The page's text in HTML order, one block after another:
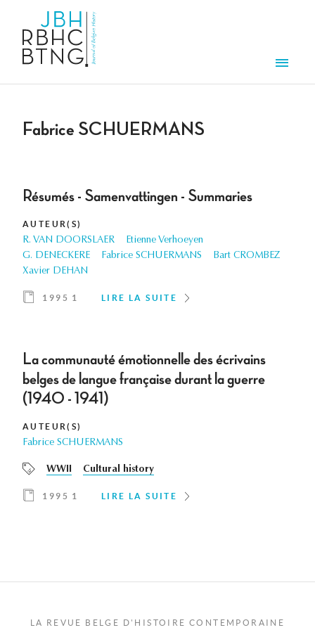
Fabrice SCHUERMANS
Résumés - Samenvattingen - Summaries
AUTEUR(S)
R. VAN DOORSLAER
Etienne Verhoeyen
G. DENECKERE
Fabrice SCHUERMANS
Bart CROMBEZ
Xavier DEHAN
1995 1 LIRE LA SUITE
La communauté émotionnelle des écrivains
belges de langue française durant la guerre
(1940 - 1941)
AUTEUR(S)
Fabrice SCHUERMANS
WWII Cultural history
1995 1 LIRE LA SUITE
LA REVUE BELGE D'HISTOIRE CONTEMPORAINE